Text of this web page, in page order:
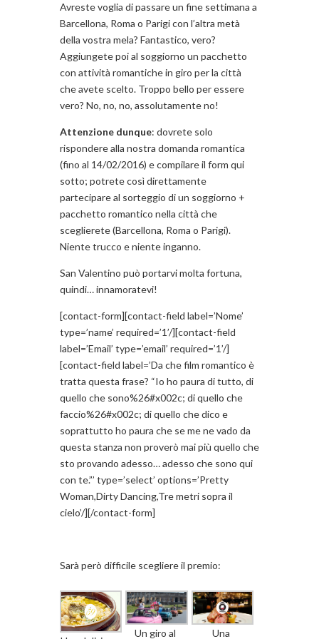
Avreste voglia di passare un fine settimana a
Barcellona, Roma o Parigi con l’altra metà
della vostra mela? Fantastico, vero?
Aggiungete poi al soggiorno un pacchetto
con attività romantiche in giro per la città
che avete scelto. Troppo bello per essere
vero? No, no, no, assolutamente no!
Attenzione dunque: dovrete solo
rispondere alla nostra domanda romantica
(fino al 14/02/2016) e compilare il form qui
sotto; potrete così direttamente
partecipare al sorteggio di un soggiorno +
pacchetto romantico nella città che
sceglierete (Barcellona, Roma o Parigi).
Niente trucco e niente inganno.
San Valentino può portarvi molta fortuna,
quindi… innamoratevi!
[contact-form][contact-field label=’Nome’
type=’name’ required=’1’/][contact-field
label=’Email’ type=’email’ required=’1’/]
[contact-field label=’Da che film romantico è
tratta questa frase? “Io ho paura di tutto, di
quello che sono%26#x002c; di quello che
faccio%26#x002c; di quello che dico e
soprattutto ho paura che se me ne vado da
questa stanza non proverò mai più quello che
sto provando adesso… adesso che sono qui
con te.”’ type=’select’ options=’Pretty
Woman,Dirty Dancing,Tre metri sopra il
cielo’/][/contact-form]
Sarà però difficile scegliere il premio:
Un giro al Una